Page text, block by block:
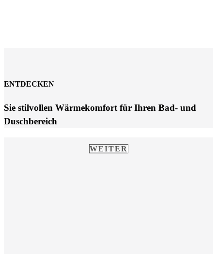
ENTDECKEN
Sie stilvollen Wärmekomfort für Ihren Bad- und
Duschbereich
WEITER